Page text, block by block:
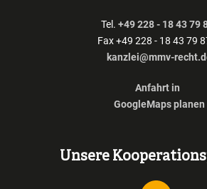
Tel. +49 228 - 18 43 79
Fax +49 228 - 18 43 79
kanzlei@mmv-
Anfahrt in
GoogleMaps planen
Unsere